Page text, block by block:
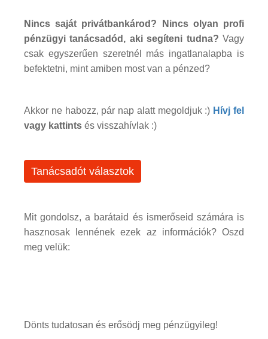
Nincs saját privátbankárod? Nincs olyan profi
pénzügyi tanácsadód, aki segíteni tudna? Vagy
csak egyszerűen szeretnél más ingatlanalapba is
befektetni, mint amiben most van a pénzed?
Akkor ne habozz, pár nap alatt megoldjuk :) Hívj fel
vagy kattints és visszahívlak :)
Tanácsadót választok
Mit gondolsz, a barátaid és ismerőseid számára is
hasznosak lennének ezek az információk? Oszd
meg velük:
Dönts tudatosan és erősödj meg pénzügyileg!